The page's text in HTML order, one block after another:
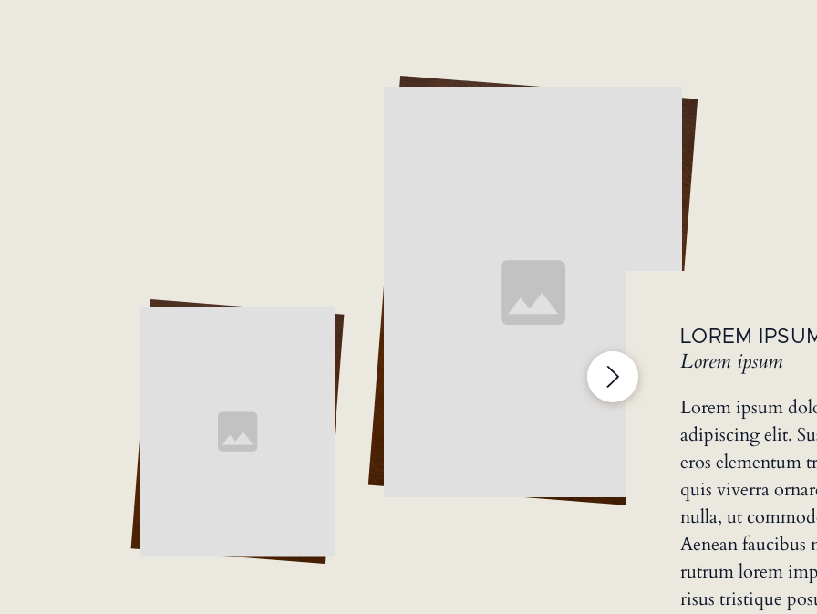
LOREM
Lorem ipsum
Lorem ipsum
adipiscing elit.
eros elementum
quis viverra
nulla, ut
Aenean faucibus
rutrum lorem
risus tristique